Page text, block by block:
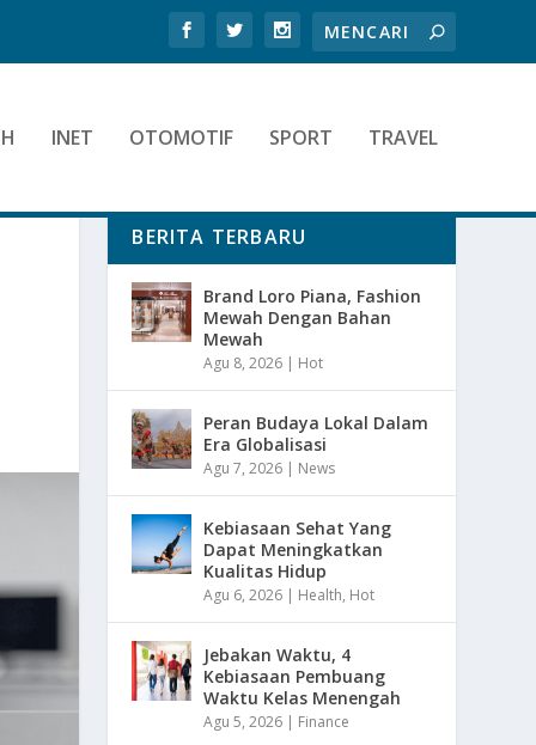
INET OTOMOTIF SPORT TRAVEL
BERITA TERBARU
Brand Loro Piana, Fashion
Mewah Dengan Bahan
Mewah
Agu 8, 2026 | Hot
Peran Budaya Lokal Dalam
Era Globalisasi
Agu 7, 2026 | News
Kebiasaan Sehat Yang
Dapat Meningkatkan
Kualitas Hidup
Agu 6, 2026 | Health, Hot
Jebakan Waktu, 4
Kebiasaan Pembuang
Waktu Kelas Menengah
Agu 5, 2026 | Finance